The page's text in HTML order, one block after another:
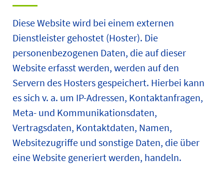
Diese Website wird bei einem externen
Dienstleister gehostet (Hoster). Die
personenbezogenen Daten, die auf dieser
Website erfasst werden, werden auf den
Servern des Hosters gespeichert. Hierbei kann
es sich v. a. um IP-Adressen, Kontaktanfragen,
Meta- und Kommunikationsdaten,
Vertragsdaten, Kontaktdaten, Namen,
Websitezugriffe und sonstige Daten, die über
eine Website generiert werden, handeln.